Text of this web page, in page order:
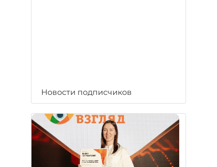
Новости подписчиков